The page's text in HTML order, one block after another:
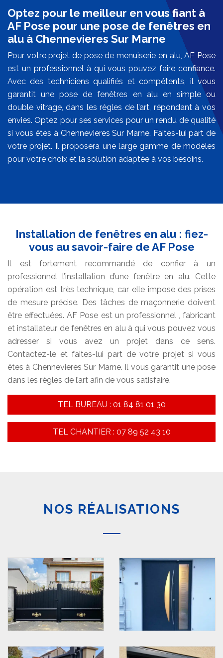
Optez pour le meilleur en vous fiant à
AF Pose pour une pose de fenêtres en
alu à Chennevieres Sur Marne
Pour votre projet de pose de menuiserie en alu, AF Pose
est un professionnel à qui vous pouvez faire confiance.
Avec des techniciens qualifiés et compétents, il vous
garantit une pose de fenêtres en alu en simple ou
double vitrage, dans les règles de l’art, répondant à vos
envies. Optez pour ses services pour un rendu de qualité
si vous êtes à Chennevieres Sur Marne. Faites-lui part de
votre projet. Il proposera une large gamme de modèles
pour votre choix et la solution adaptée à vos besoins.
Installation de fenêtres en alu : fiez-
vous au savoir-faire de AF Pose
Il est fortement recommandé de confier à un
professionnel l’installation d’une fenêtre en alu. Cette
opération est très technique, car elle impose des prises
de mesure précise. Des tâches de maçonnerie doivent
être effectuées. AF Pose est un professionnel , fabricant
et installateur de fenêtres en alu à qui vous pouvez vous
adresser si vous avez un projet dans ce sens.
Contactez-le et faites-lui part de votre projet si vous
êtes à Chennevieres Sur Marne. Il vous garantit une pose
dans les règles de l’art afin de vous satisfaire.
TEL BUREAU : 01 84 81 01 30
TEL CHANTIER : 07 89 52 43 10
NOS RÉALISATIONS